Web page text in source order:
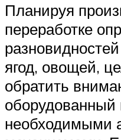
Планируя
переработке
ягод, овощей,
обратить
оборудованный
необходимыми